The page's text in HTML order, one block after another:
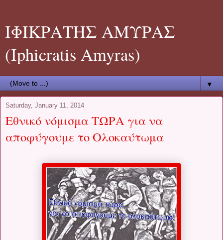
ΙΦΙΚΡΑΤΗΣ ΑΜΥΡΑΣ
(Iphicratis Amyras)
▼
Saturday, January 11, 2014
Εθνικό νόμισμα ΤΩΡΑ για να
αποφύγουμε το Ολοκαύτωμα